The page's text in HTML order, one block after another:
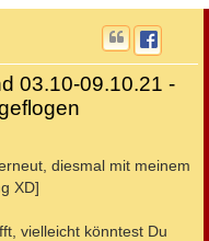
03.10-09.10.21 -
diesmal mit meinem
XD]
vielleicht könntest Du